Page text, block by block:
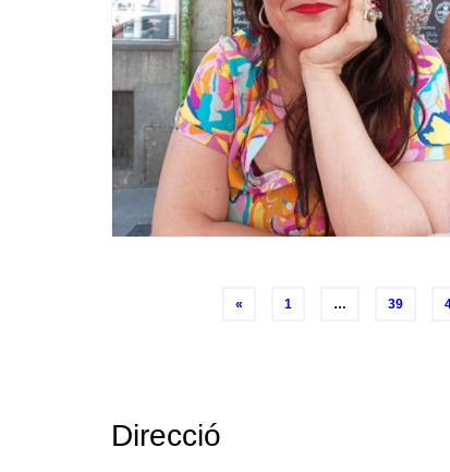
« 1 … 39
Direcció